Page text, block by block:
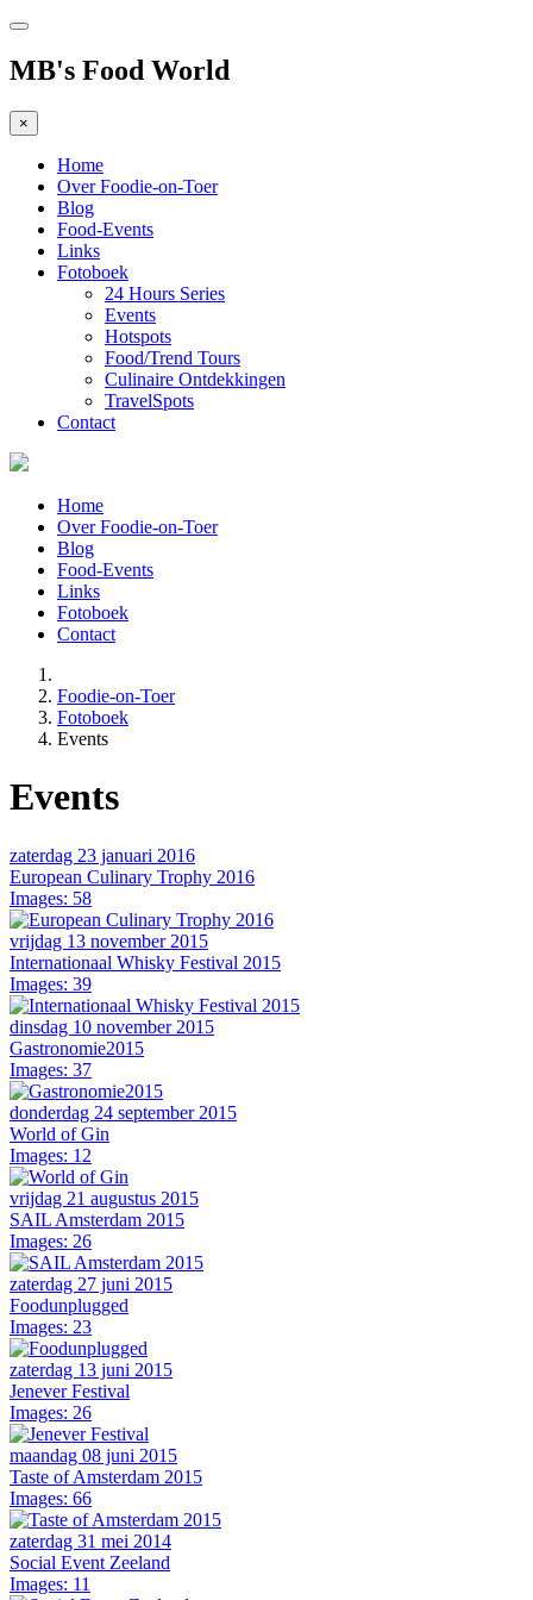
MB's Food World
×
Home
Over Foodie-on-Toer
Blog
Food-Events
Links
Fotoboek
24 Hours Series
Events
Hotspots
Food/Trend Tours
Culinaire Ontdekkingen
TravelSpots
Contact
Home
Over Foodie-on-Toer
Blog
Food-Events
Links
Fotoboek
Contact
Foodie-on-Toer
Fotoboek
Events
Events
zaterdag 23 januari 2016
European Culinary Trophy 2016
Images: 58
vrijdag 13 november 2015
Internationaal Whisky Festival 2015
Images: 39
dinsdag 10 november 2015
Gastronomie2015
Images: 37
donderdag 24 september 2015
World of Gin
Images: 12
vrijdag 21 augustus 2015
SAIL Amsterdam 2015
Images: 26
zaterdag 27 juni 2015
Foodunplugged
Images: 23
zaterdag 13 juni 2015
Jenever Festival
Images: 26
maandag 08 juni 2015
Taste of Amsterdam 2015
Images: 66
zaterdag 31 mei 2014
Social Event Zeeland
Images: 11